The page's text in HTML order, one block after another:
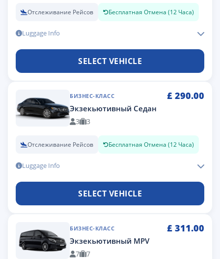
Отслеживание Рейсов Бесплатная Отмена (12 Часа)
Luggage Info
SELECT VEHICLE
БИЗНЕС-КЛАСС £ 290.00
Экзекьютивный Седан
3 3
Отслеживание Рейсов Бесплатная Отмена (12 Часа)
Luggage Info
SELECT VEHICLE
БИЗНЕС-КЛАСС £ 311.00
Экзекьютивный MPV
7 7